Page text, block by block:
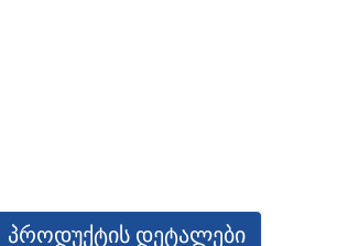
Პროდუქტის Დეტალები